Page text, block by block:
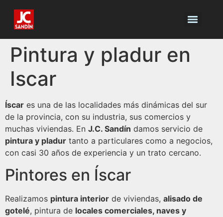
Pintura y pladur en
Iscar
Íscar es una de las localidades más dinámicas del sur
de la provincia, con su industria, sus comercios y
muchas viviendas. En J.C. Sandín damos servicio de
pintura y pladur tanto a particulares como a negocios,
con casi 30 años de experiencia y un trato cercano.
Pintores en Íscar
Realizamos pintura interior de viviendas, alisado de
gotelé, pintura de locales comerciales, naves y